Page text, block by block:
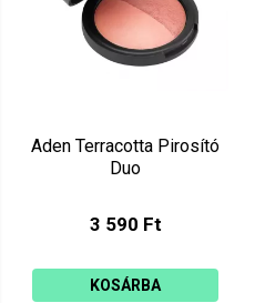
Aden Terracotta Pirosító
Duo
3 590 Ft
KOSÁRBA